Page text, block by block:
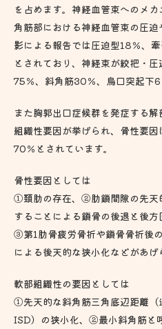
を占めます。神経血管束へのメ
角筋部における神経血管束の圧
影による報告では圧迫型18％、
とされており、神経束が絞把・
75％、斜角筋30％、烏口突起下
また胸郭出口症候群を発症する
組織性要因が挙げられ、骨性要
70％とされています。
骨性要因としては
①頚肋の存在、②肋鎖間隙の先天
することによる鎖骨の後退と後方
③第1肋骨疲労骨折や鎖骨骨折後
による後天的な狭小化などがあげ
軟部組織性の要因としては
①先天的な斜角筋三角底辺距離
ISD）の狭小化、②最小斜角筋と